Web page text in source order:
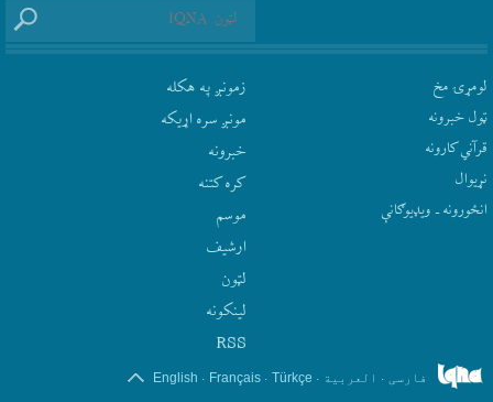
لومړۍ مخ
ټول خبرونه
قرآني کارونه
نړيوال
انځورونه ـ ویډیوګانې
زمونږ په هکله
مونږ سره اړيکه
‫خبرونه
کره کتنه
موسم
ارشيف
لټون
لينکونه
RSS
فارسی . العربیة .
Türkçe
.
Français
.
English